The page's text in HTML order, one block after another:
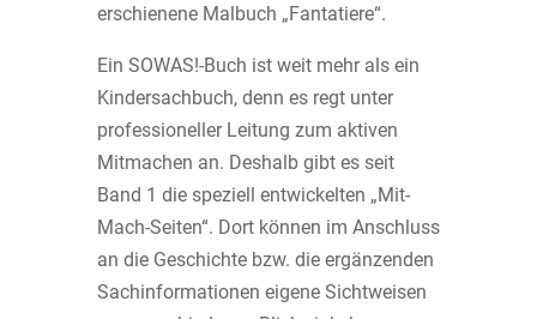
erschienene Malbuch „Fantatiere“.
Ein SOWAS!-Buch ist weit mehr als ein
Kindersachbuch, denn es regt unter
professioneller Leitung zum aktiven
Mitmachen an. Deshalb gibt es seit
Band 1 die speziell entwickelten „Mit-
Mach-Seiten“. Dort können im Anschluss
an die Geschichte bzw. die ergänzenden
Sachinformationen eigene Sichtweisen